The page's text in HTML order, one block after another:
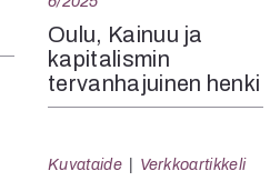
Oulu, Kainuu ja
kapitalismin
tervanhajuinen henki
Kuvataide Verkkoartikkeli